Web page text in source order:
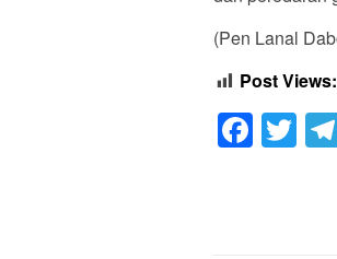
(Pen Lanal
Post Views: